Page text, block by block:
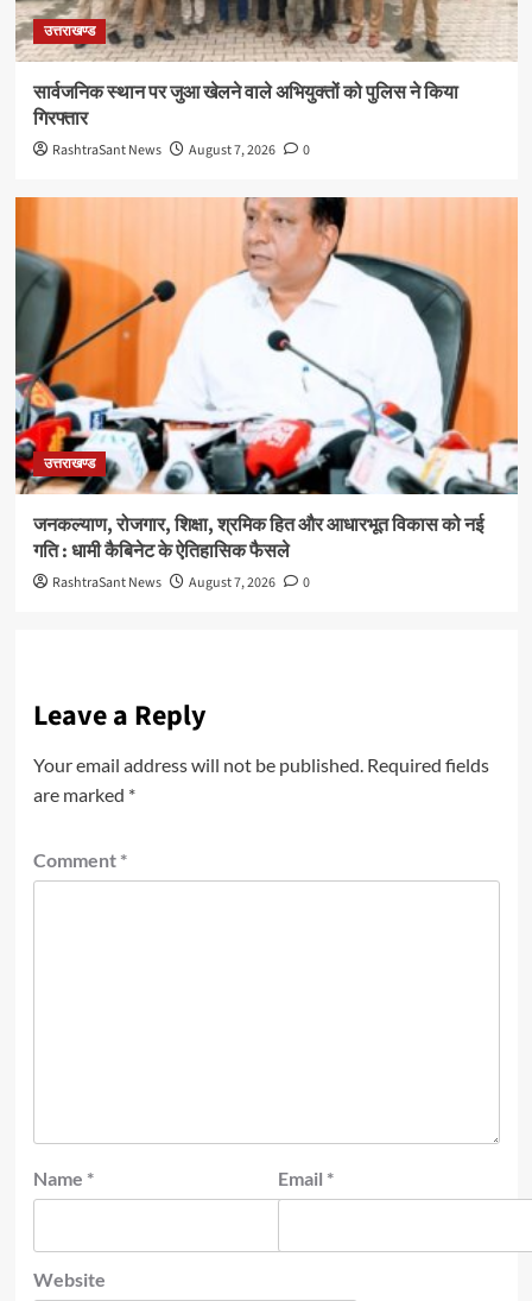
उत्तराखण्ड
सार्वजनिक स्थान पर जुआ खेलने वाले अभियुक्तों को पुलिस ने किया
गिरफ्तार
RashtraSant News August 7, 2026 0
उत्तराखण्ड
जनकल्याण, रोजगार, शिक्षा, श्रमिक हित और आधारभूत विकास को नई
गति : धामी कैबिनेट के ऐतिहासिक फैसले
RashtraSant News August 7, 2026 0
Leave a Reply
Your email address will not be published. Required fields
are marked *
Comment *
Name * Email *
Website